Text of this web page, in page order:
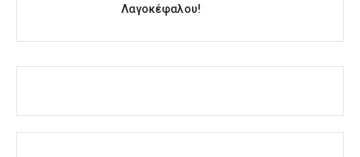
Λαγοκέφαλου!